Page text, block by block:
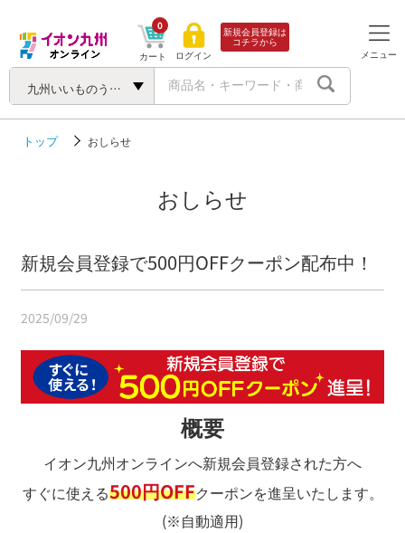
九州いいものうまいもの
カート
0
ログイン
新規会員登録は
コチラから
メニュー
トップ おしらせ
おしらせ
新規会員登録で500円OFFクーポン配布中！
2025/09/29
概要
イオン九州オンラインへ新規会員登録された方へ
すぐに使える500円OFFクーポンを進呈いたします。
(※自動適用)